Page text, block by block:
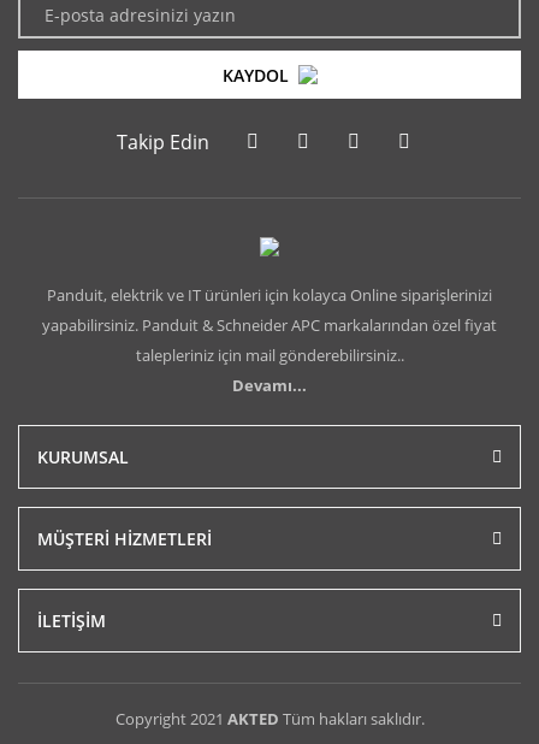
KAYDOL
Takip Edin
Panduit, elektrik ve IT ürünleri için kolayca Online siparişlerinizi
yapabilirsiniz. Panduit & Schneider APC markalarından özel fiyat
talepleriniz için mail gönderebilirsiniz..
Devamı...
KURUMSAL
MÜŞTERİ HİZMETLERİ
İLETİŞİM
Copyright 2021 AKTED Tüm hakları saklıdır.